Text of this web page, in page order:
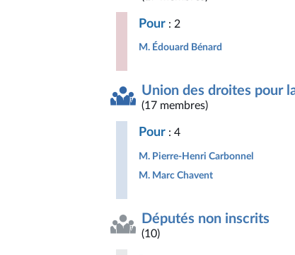
Pour : 2
M. Édouard Bénard
Union des droites pour
(17 membres)
Pour : 4
M. Pierre-Henri Carbonnel
M. Marc Chavent
Députés non inscrits
(10)